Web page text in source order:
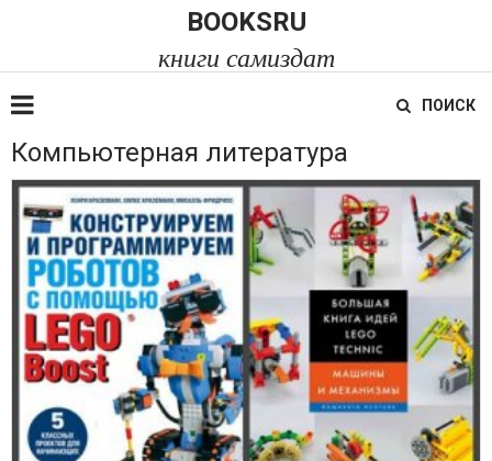
BOOKSRU
книги самиздат
ПОИСК
Компьютерная литература